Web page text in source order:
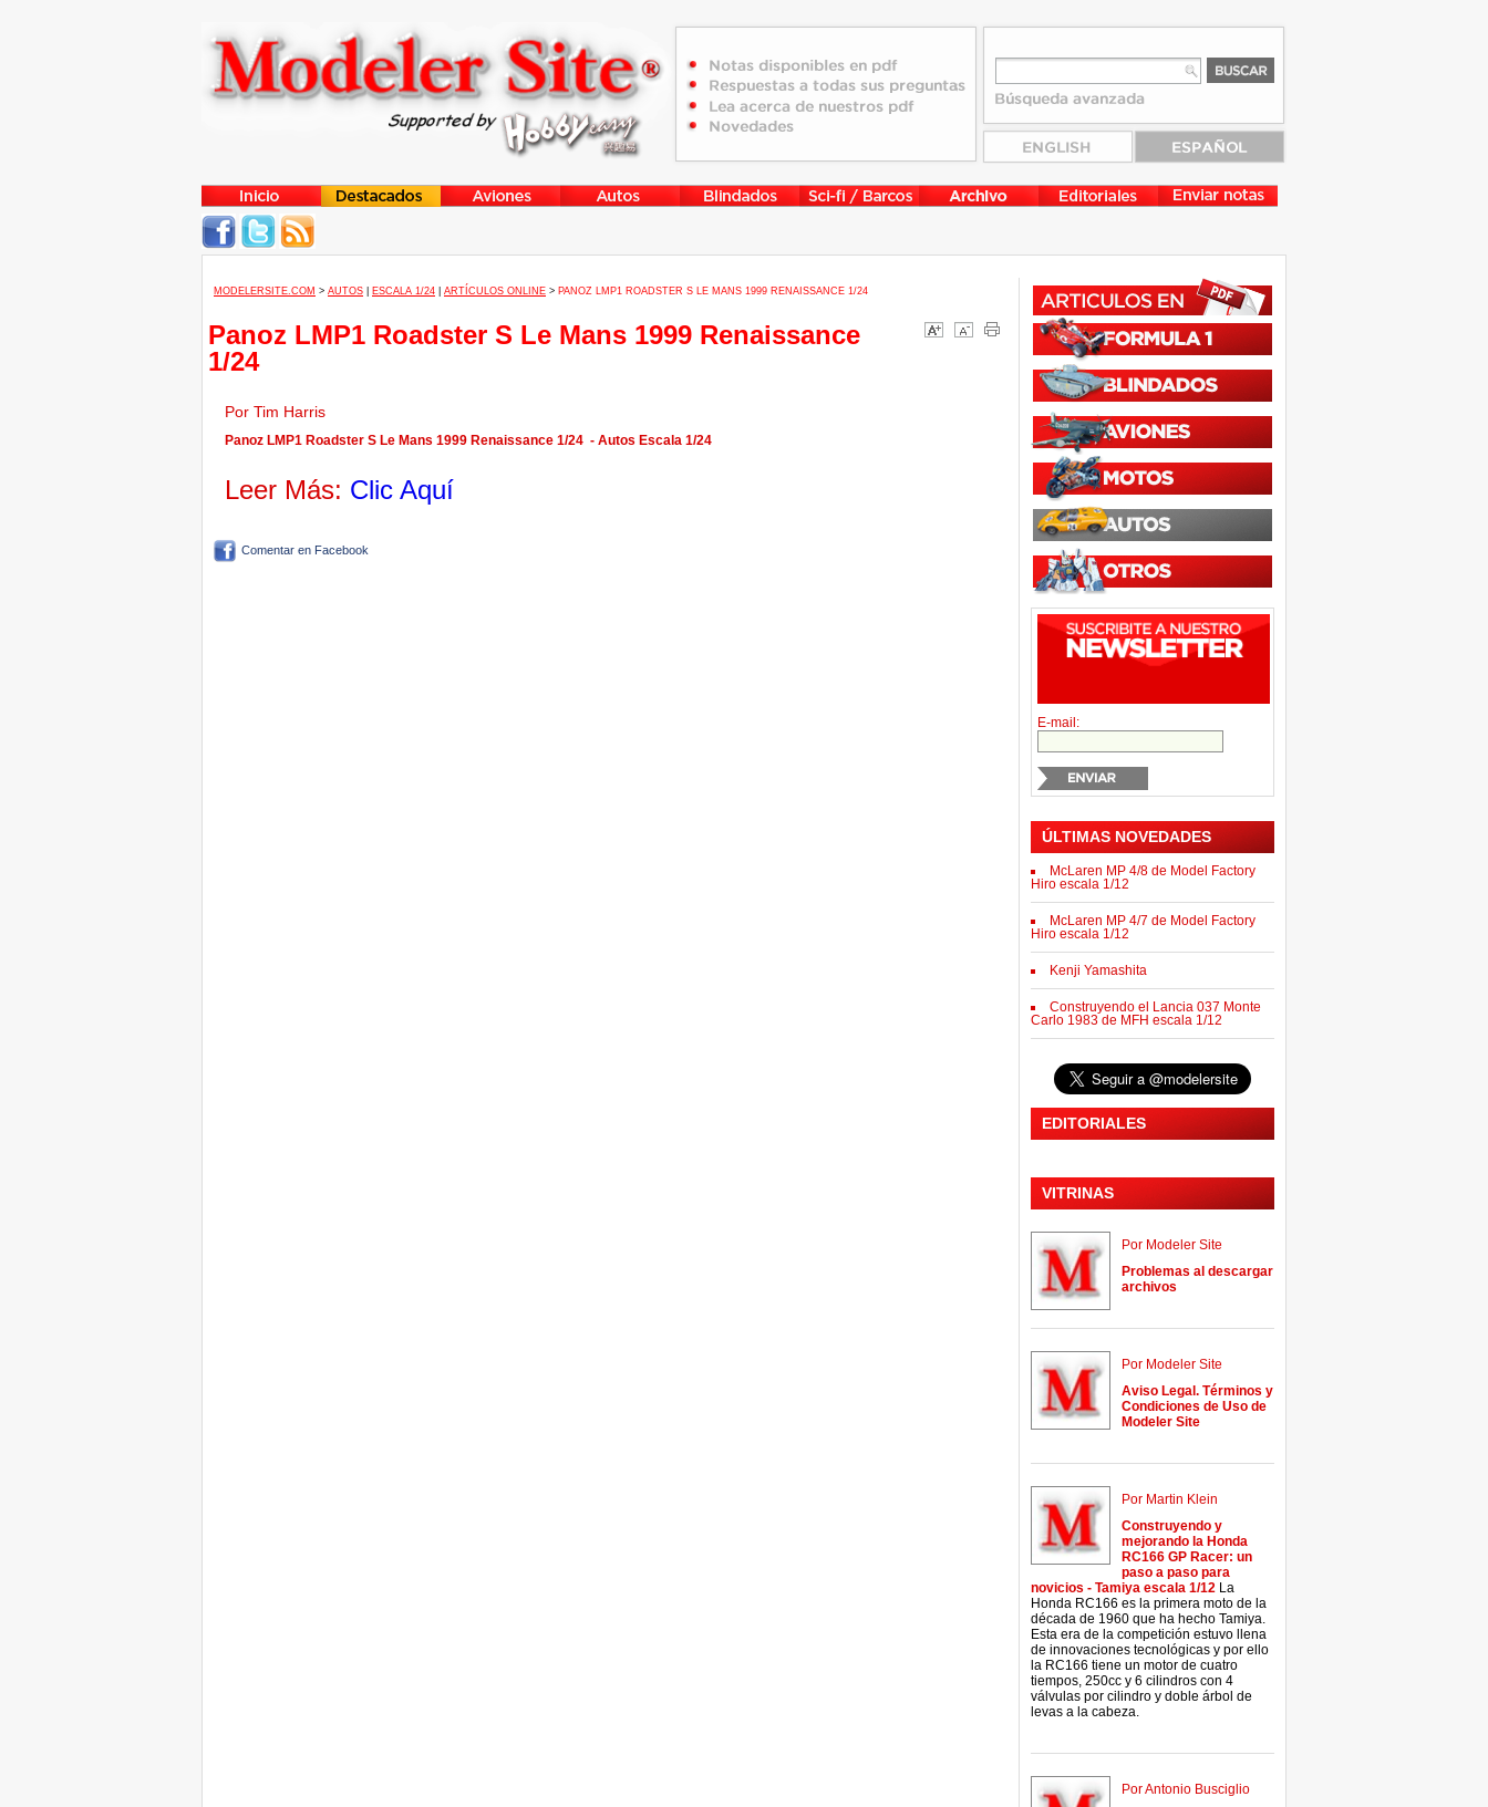
MODELERSITE.COM > AUTOS ESCALA 1/24 ARTÍCULOS ONLINE > PANOZ LMP1 ROADSTER S LE MANS 1999 RENAISSANCE 1/24
Panoz LMP1 Roadster S Le Mans 1999 Renaissance
1/24
Por Tim Harris
Panoz LMP1 Roadster S Le Mans 1999 Renaissance 1/24 - Autos Escala 1/24
Leer Más: Clic Aquí
Comentar en Facebook
E-mail:
ÚLTIMAS NOVEDADES
McLaren MP 4/8 de Model Factory
Hiro escala 1/12
McLaren MP 4/7 de Model Factory
Hiro escala 1/12
Kenji Yamashita
Construyendo el Lancia 037 Monte
Carlo 1983 de MFH escala 1/12
EDITORIALES
VITRINAS
Por Modeler Site
Problemas al descargar
archivos
Por Modeler Site
Aviso Legal. Términos y
Condiciones de Uso de
Modeler Site
Por Martin Klein
Construyendo y
mejorando la Honda
RC166 GP Racer: un
paso a paso para
novicios - Tamiya escala 1/12 La
Honda RC166 es la primera moto de la
década de 1960 que ha hecho Tamiya.
Esta era de la competición estuvo llena
de innovaciones tecnológicas y por ello
la RC166 tiene un motor de cuatro
tiempos, 250cc y 6 cilindros con 4
válvulas por cilindro y doble árbol de
levas a la cabeza.
Por Antonio Busciglio